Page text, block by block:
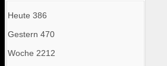
Heute 386
Gestern 470
Woche 2212